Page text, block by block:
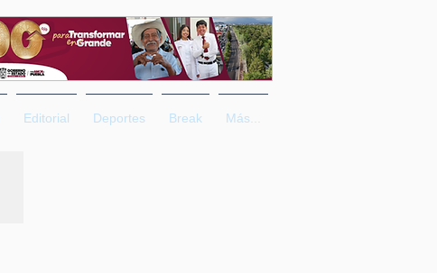
Editorial Deportes Break Más...